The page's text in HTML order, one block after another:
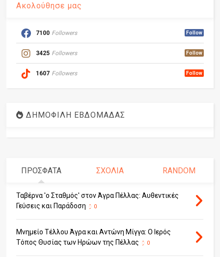
Ακολούθησε μας
7100 Followers Follow
3425 Followers Follow
1607 Followers Follow
ΔΗΜΟΦΙΛΗ ΕΒΔΟΜΑΔΑΣ
ΠΡΟΣΦΑΤΑ ΣΧΟΛΙΑ RANDOM
Ταβέρνα 'ο Σταθμός' στον Άγρα Πέλλας: Αυθεντικές
Γεύσεις και Παράδοση
0
Μνημείο Τέλλου Άγρα και Αντώνη Μίγγα: Ο Ιερός
Τόπος Θυσίας των Ηρώων της Πέλλας
0